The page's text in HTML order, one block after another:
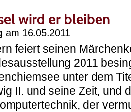
wird er bleiben
am 16.05.2011
feiert seinen
2011
unter dem
II. und seine Zeit, und
der